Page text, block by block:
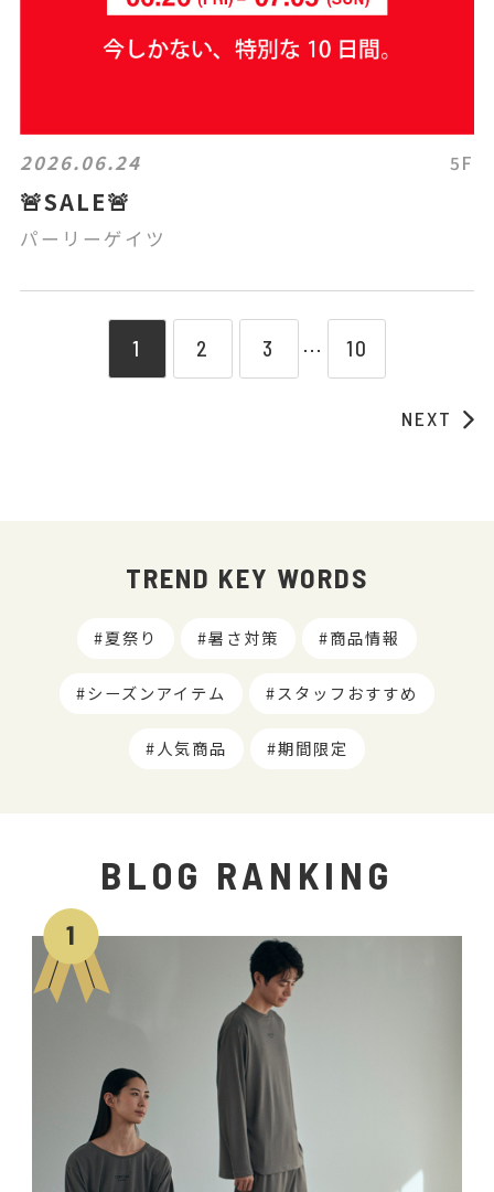
2026.06.24 5F
🚨SALE🚨
パーリーゲイツ
1 2 3 ⋯ 10
NEXT
TREND KEY WORDS
夏祭り 暑さ対策 商品情報
シーズンアイテム スタッフおすすめ
人気商品 期間限定
BLOG RANKING